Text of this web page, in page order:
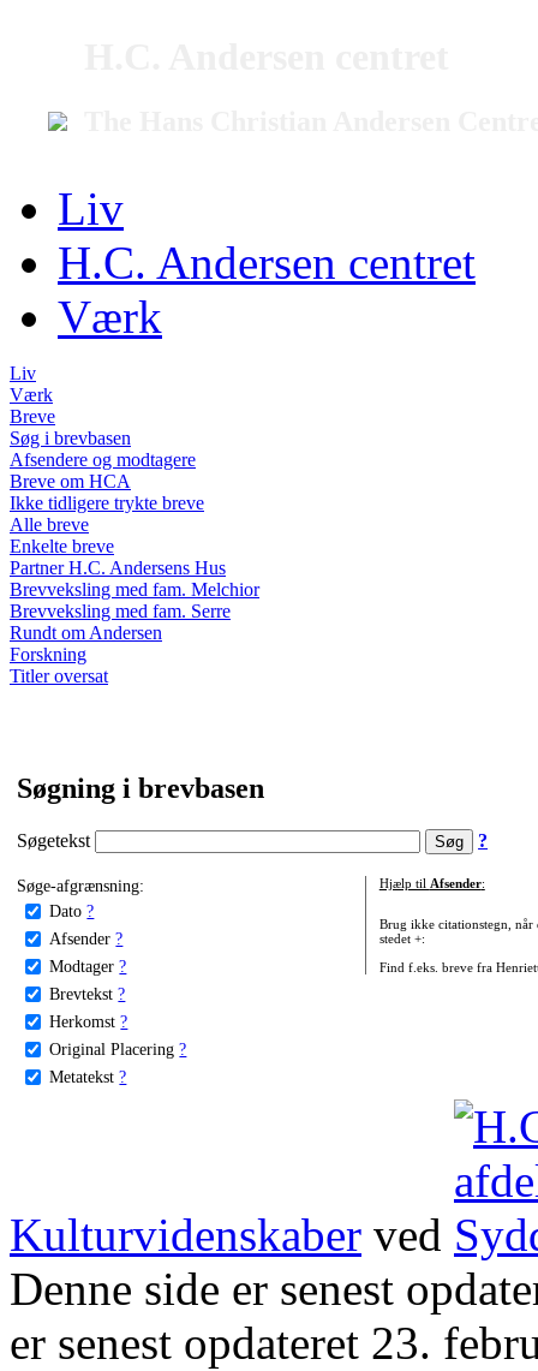
Liv
H.C. Andersen centret
Værk
Liv
Værk
Breve
Søg i brevbasen
Afsendere og modtagere
Breve om HCA
Ikke tidligere trykte breve
Alle breve
Enkelte breve
Partner H.C. Andersens Hus
Brevveksling med fam. Melchior
Brevveksling med fam. Serre
Rundt om Andersen
Forskning
Titler oversat
Søgning i brevbasen
Søgetekst ?
Søge-afgrænsning:
Dato ?
Afsender ?
Modtager ?
Brevtekst ?
Herkomst ?
Original Placering ?
Metatekst ?
Hjælp til Afsender:
Brug ikke citationstegn, når
stedet +:
Find f.eks. breve fra
Kulturvidenskaber ved
Denne side er senest
er senest opdateret 23.